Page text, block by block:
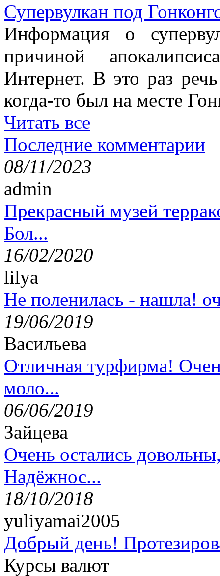
Супервулкан под
Информация о
причиной
Интернет. В это раз
когда-то был на месте
Читать все
Последние комментарии
08/11/2023
admin
Прекрасный музей
Бол...
16/02/2020
lilya
Не поленилась - нашла!
19/06/2019
Васильева
Отличная турфирма!
моло...
06/06/2019
Зайцева
Очень остались
Надёжнос...
18/10/2018
yuliyamai2005
Добрый день!
Курсы валют